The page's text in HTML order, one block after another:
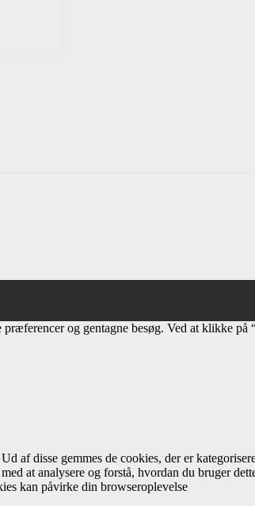
og gentagne besøg. Ved at klikke
af disse gemmes de cookies, der er
at analysere og forstå, hvordan du bruger
kan påvirke din browseroplevelse